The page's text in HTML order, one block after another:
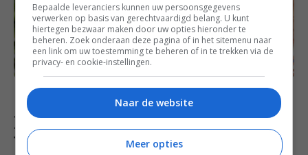
Bewaar deze vegetarische
barbecue recepten op
Bepaalde leveranciers kunnen uw persoonsgegevens
verwerken op basis van gerechtvaardigd belang. U kunt
hiertegen bezwaar maken door uw opties hieronder te
beheren. Zoek onderaan deze pagina of in het sitemenu naar
een link om uw toestemming te beheren of in te trekken via de
privacy- en cookie-instellingen.
Naar de website
Meer opties